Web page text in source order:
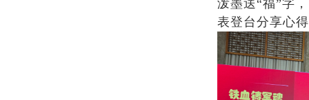
泼墨送“福”字
表登台分享心